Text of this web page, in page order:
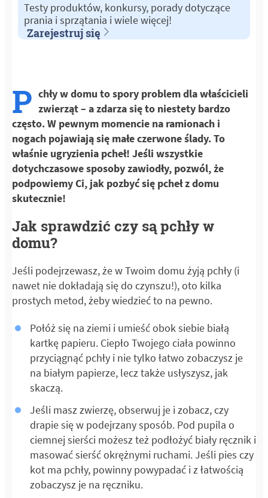
Testy produktów, konkursy, porady dotyczące
prania i sprzątania i wiele więcej!
Zarejestruj się
P chły w domu to spory problem dla właścicieli
zwierząt – a zdarza się to niestety bardzo
często. W pewnym momencie na ramionach i
nogach pojawiają się małe czerwone ślady. To
właśnie ugryzienia pcheł! Jeśli wszystkie
dotychczasowe sposoby zawiodły, pozwól, że
podpowiemy Ci, jak pozbyć się pcheł z domu
skutecznie!
Jak sprawdzić czy są pchły w
domu?
Jeśli podejrzewasz, że w Twoim domu żyją pchły (i
nawet nie dokładają się do czynszu!), oto kilka
prostych metod, żeby wiedzieć to na pewno.
Połóż się na ziemi i umieść obok siebie białą
kartkę papieru. Ciepło Twojego ciała powinno
przyciągnąć pchły i nie tylko łatwo zobaczysz je
na białym papierze, lecz także usłyszysz, jak
skaczą.
Jeśli masz zwierzę, obserwuj je i zobacz, czy
drapie się w podejrzany sposób. Pod pupila o
ciemnej sierści możesz też podłożyć biały ręcznik i
masować sierść okrężnymi ruchami. Jeśli pies czy
kot ma pchły, powinny powypadać i z łatwością
zobaczysz je na ręczniku.